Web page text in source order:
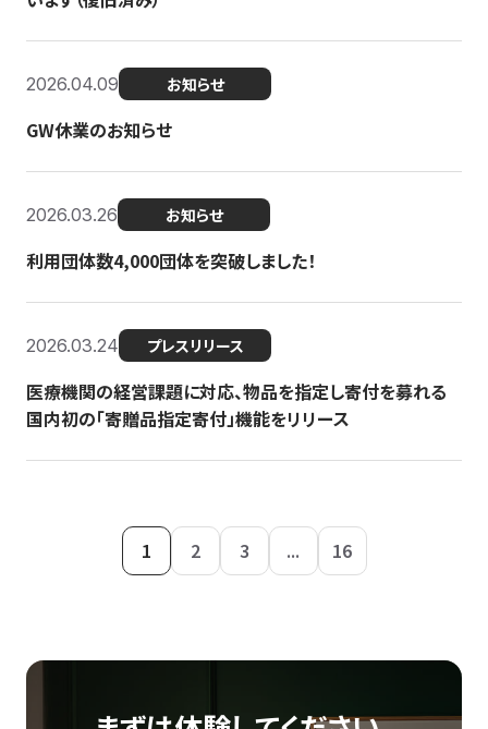
2026.04.09 お知らせ
GW休業のお知らせ
2026.03.26 お知らせ
利用団体数4,000団体を突破しました！
2026.03.24 プレスリリース
医療機関の経営課題に対応、物品を指定し寄付を募れる
国内初の「寄贈品指定寄付」機能をリリース
1 2 3 ... 16